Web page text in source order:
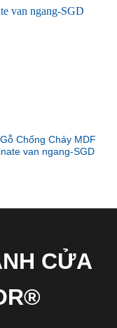
Chống Cháy MDF
van ngang-SGD
CỬA